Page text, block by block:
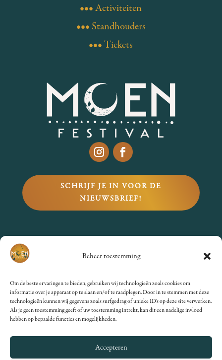
Beheer toestemming
Om de beste ervaringen te bieden, gebruiken wij technologieën zoals cookies om
informatie over je apparaat op te slaan en/of te raadplegen. Door in te stemmen met deze
technologieën kunnen wij gegevens zoals surfgedrag of unieke ID's op deze site verwerken.
Als je geen toestemming geeft of uw toestemming intrekt, kan dit een nadelige invloed
hebben op bepaalde functies en mogelijkheden.
Accepteren
••• Activiteiten
••• Standhouders
••• Tickets
SCHRIJF JE IN VOOR DE
NIEUWSBRIEF!
VRAGEN?
mailtje naar
info@moenfestival.nl.